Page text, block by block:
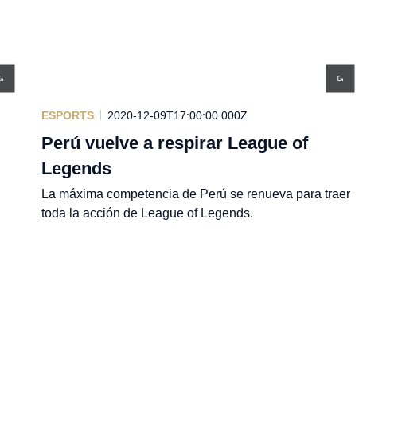
ESPORTS 2020-12-09T17:00:00.000Z
Perú vuelve a respirar League of
Legends
La máxima competencia de Perú se renueva para traer
toda la acción de League of Legends.